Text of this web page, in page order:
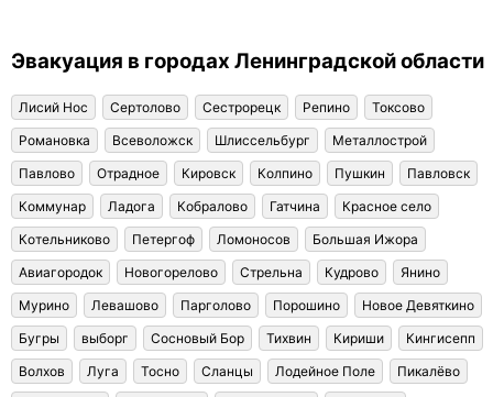
Эвакуация в городах Ленинградской области
Лисий Нос Сертолово Сестрорецк Репино
Токсово
Романовка
Всеволожск Шлиссельбург
Металлострой
Павлово
Отрадное Кировск Колпино Пушкин
Павловск
Коммунар
Ладога Кобралово Гатчина
Красное село
Котельниково
Петергоф Ломоносов
Большая Ижора
Авиагородок
Новогорелово Стрельна Кудрово
Янино
Мурино
Левашово Парголово Порошино
Новое Девяткино
Бугры
выборг Сосновый Бор Тихвин Кириши
Кингисепп
Волхов
Луга Тосно Сланцы Лодейное Поле
Пикалёво